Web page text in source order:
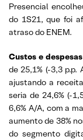
Presencial
do 1S21, que foi
atraso do ENEM.
Custos e
de 25,1% (-3,3 p.p.
ajustando a
seria de 24,6% (-
6,6% A/A, com a
aumento de 38%
do segmento